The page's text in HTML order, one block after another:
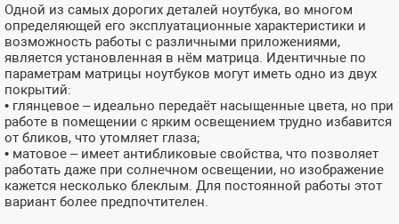
Одной из самых дорогих деталей ноутбука, во многом
определяющей его эксплуатационные характеристики и
возможность работы с различными приложениями,
является установленная в нём матрица. Идентичные по
параметрам матрицы ноутбуков могут иметь одно из двух
покрытий:
• глянцевое – идеально передаёт насыщенные цвета, но при
работе в помещении с ярким освещением трудно избавится
от бликов, что утомляет глаза;
• матовое – имеет антибликовые свойства, что позволяет
работать даже при солнечном освещении, но изображение
кажется несколько блеклым. Для постоянной работы этот
вариант более предпочтителен.